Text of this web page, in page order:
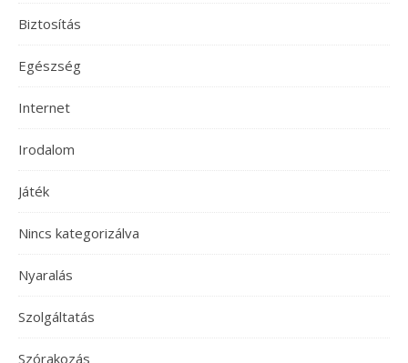
Biztosítás
Egészség
Internet
Irodalom
Játék
Nincs kategorizálva
Nyaralás
Szolgáltatás
Szórakozás